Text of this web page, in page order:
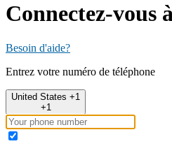
Connectez-vous
Besoin d'aide?
Entrez votre numéro de téléphone
United States +1
+1